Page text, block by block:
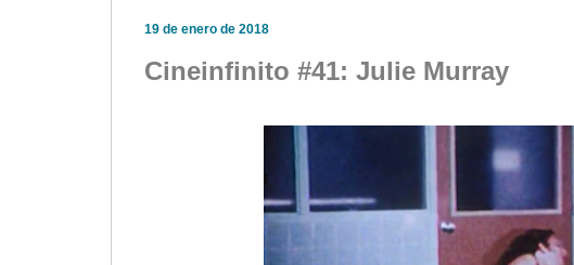
19 de enero de 2018
Cineinfinito #41: Julie Murray